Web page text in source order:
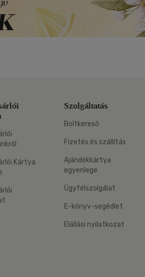
Kártya
Szolgáltatás
Boltkereső
Fizetés és szállítás
Ajándékkártya
egyenlege
Ügyfélszolgálat
E-könyv-segédlet
Elállási nyilatkozat